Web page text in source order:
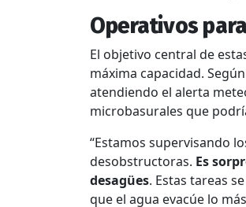
Operativos
El objetivo central de
máxima capacidad.
atendiendo el alerta
microbasurales que
“Estamos supervisando
desobstructoras. Es
desagües. Estas tareas
que el agua evacúe lo